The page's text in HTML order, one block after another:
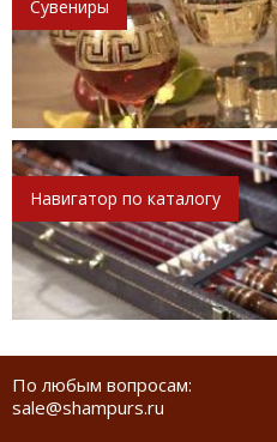
Сувениры
Навигатор по каталогу
По любым вопросам:
sale@shampurs.ru